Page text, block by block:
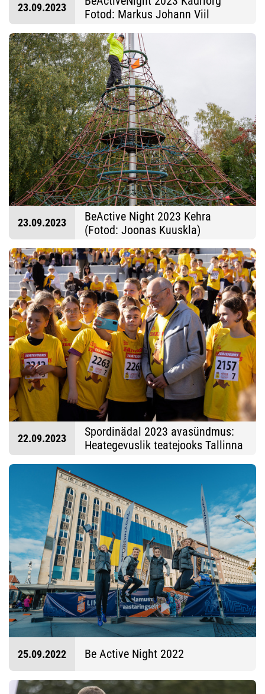
23.09.2023
Fotod: Markus Johann Viil
23.09.2023
BeActive Night 2023 Kehra
(Fotod: Joonas Kuuskla)
22.09.2023
Spordinädal 2023 avasündmus:
Heategevuslik teatejooks Tallinna
25.09.2022 Be Active Night 2022